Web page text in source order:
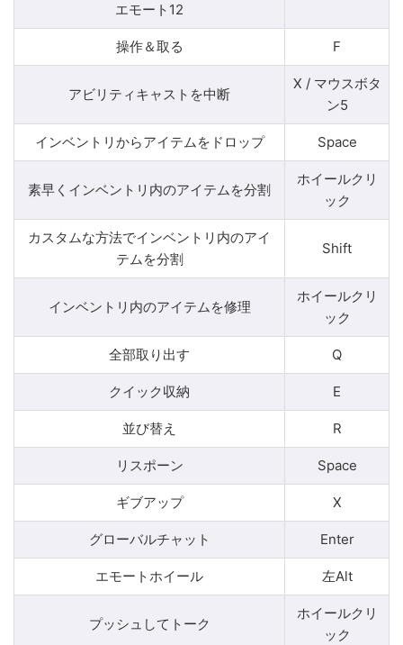
エモート12
操作＆取る F
アビリティキャストを中断
X / マウスボタ
ン5
インベントリからアイテムをドロップ Space
素早くインベントリ内のアイテムを分割
ホイールクリ
ック
カスタムな方法でインベントリ内のアイ
テムを分割
Shift
インベントリ内のアイテムを修理
ホイールクリ
ック
全部取り出す Q
クイック収納 E
並び替え R
リスポーン Space
ギブアップ X
グローバルチャット Enter
エモートホイール 左Alt
プッシュしてトーク
ホイールクリ
ック